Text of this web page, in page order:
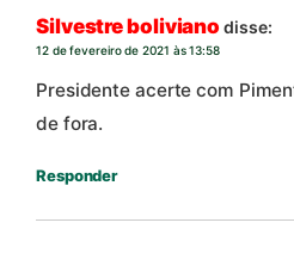
Silvestre boliviano disse:
12 de fevereiro de 2021 às 13:58
Presidente acerte com
de fora.
Responder